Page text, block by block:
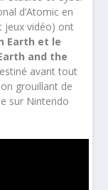
d’Atomic en
jeux vidéo) ont
Earth et le
and the
avant tout
grouillant de
sur Nintendo